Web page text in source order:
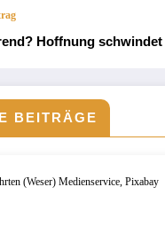
Hoffnung schwindet
BEITRÄGE